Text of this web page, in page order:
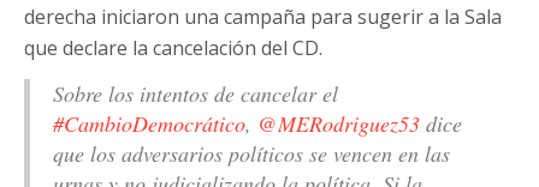
derecha iniciaron una campaña para sugerir a la Sala
que declare la cancelación del CD.
Sobre los intentos de cancelar el
#CambioDemocrático, @MERodriguez53 dice
que los adversarios políticos se vencen en las